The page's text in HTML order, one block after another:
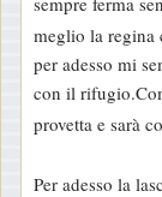
a
g
g
i
o
meglio la regina
per adesso mi
con il
provetta e sarà
Per adesso la